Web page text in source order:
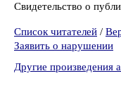
Свидетельство о
Список читателей /
Заявить о нарушении
Другие произведения